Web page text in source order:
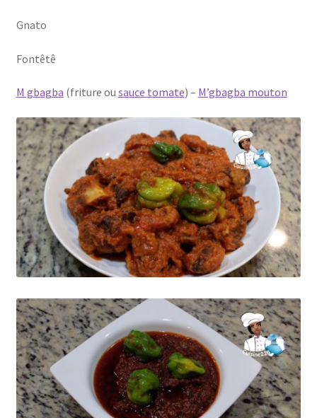
Gnato
Fontêtê
M gbagba (friture ou sauce tomate) – M’gbagba mouton